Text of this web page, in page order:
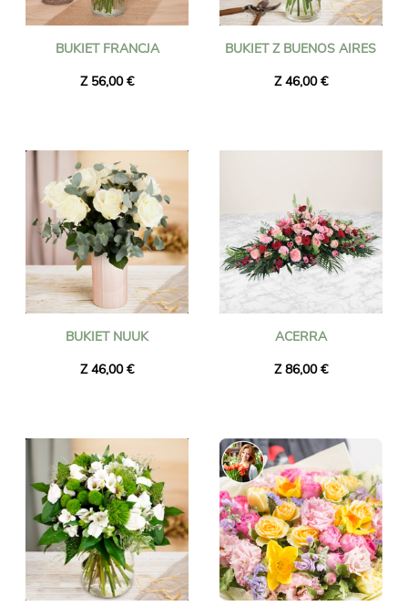
BUKIET FRANCJA
Z 56,00 €
BUKIET Z BUENOS AIRES
Z 46,00 €
BUKIET NUUK
Z 46,00 €
ACERRA
Z 86,00 €